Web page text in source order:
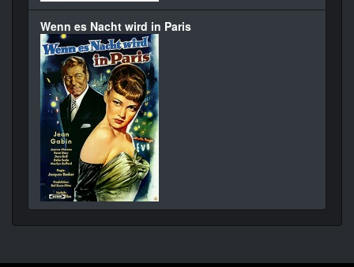
Wenn es Nacht wird in Paris